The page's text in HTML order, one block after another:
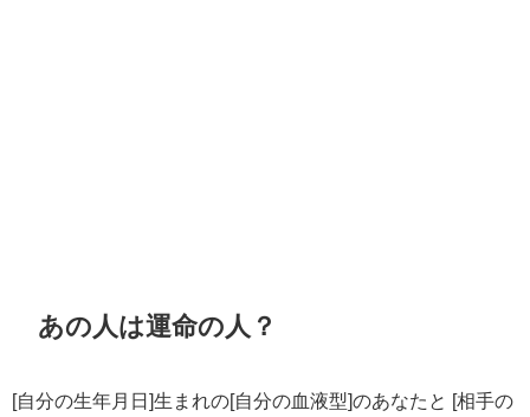
あの人は運命の人？
[自分の生年月日]生まれの[自分の血液型]のあなたと [相手の